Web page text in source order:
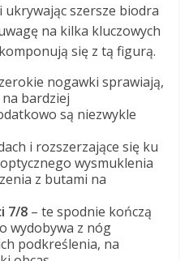
szersze biodra
na kilka kluczowych
się z tą figurą.
nogawki sprawiają,
bardziej
są niezwykle
i rozszerzające się ku
wysmuklenia
z butami na
7/8 – te spodnie kończą
wydobywa z nóg
podkreślenia, na